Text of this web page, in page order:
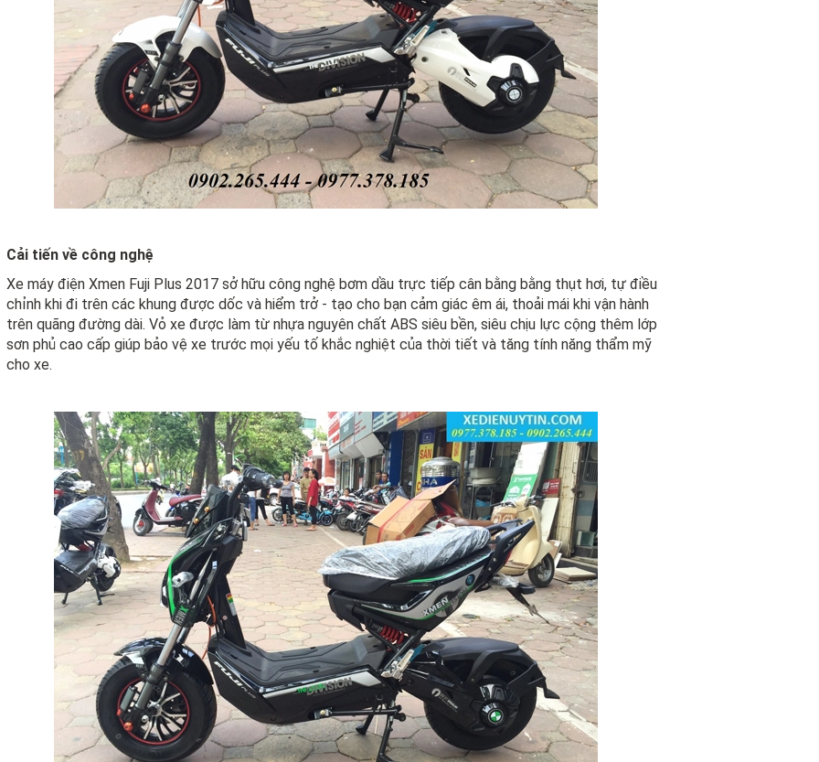
Cải tiến về công nghệ
Xe máy điện Xmen Fuji Plus 2017 sở hữu công nghệ bơm dầu trực tiếp cân bằng bằng thụt hơi, tự điều
chỉnh khi đi trên các khung được dốc và hiểm trở - tạo cho bạn cảm giác êm ái, thoải mái khi vận hành
trên quãng đường dài. Vỏ xe được làm từ nhựa nguyên chất ABS siêu bền, siêu chịu lực cộng thêm lớp
sơn phủ cao cấp giúp bảo vệ xe trước mọi yếu tố khắc nghiệt của thời tiết và tăng tính năng thẩm mỹ
cho xe.